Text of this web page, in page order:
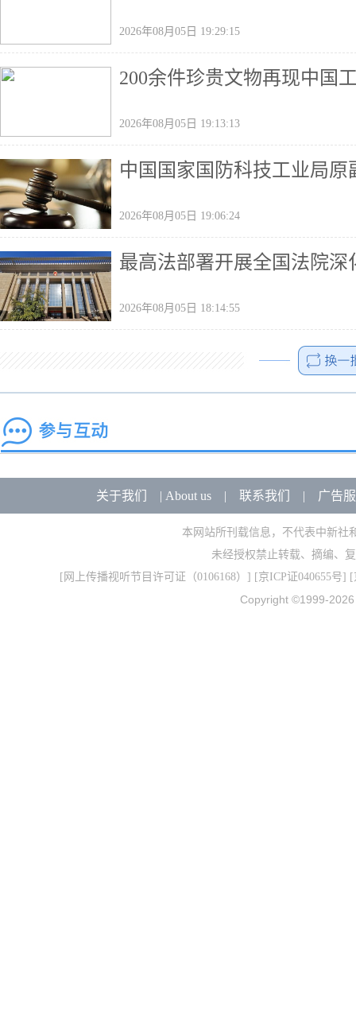
2026年08月05日 19:29:15
200余件珍贵文物再现中国
2026年08月05日 19:13:13
中国国家国防科技工业局
2026年08月05日 19:06:24
最高法部署开展全国法院
2026年08月05日 18:14:55
关于我们 | About us| 联系我们 | 广告
本网站所刊载信息，不代表中新社
未经授权禁止转载、摘编、
[ 网上传播视听节目许可证（0106168） ] [京ICP证040655号] [
Copyright ©1999-